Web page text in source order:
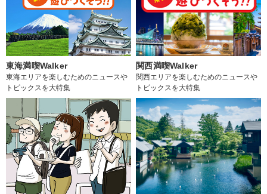
東海満喫Walker
東海エリアを楽しむためのニュースや
トピックスを大特集
関西満喫Walker
関西エリアを楽しむためのニュースや
トピックスを大特集